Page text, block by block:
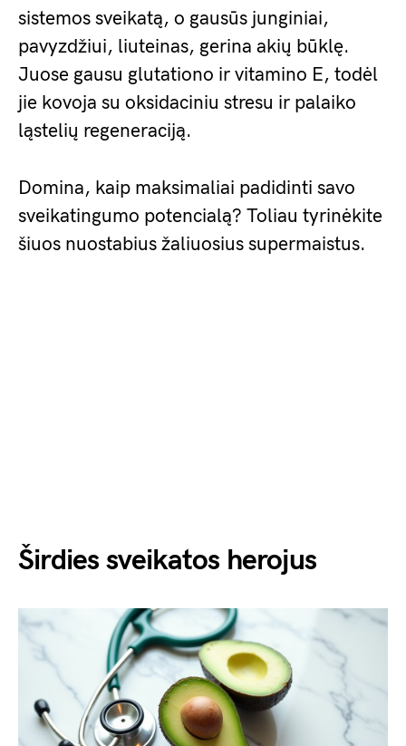
sistemos sveikatą, o gausūs junginiai,
pavyzdžiui, liuteinas, gerina akių būklę.
Juose gausu glutationo ir vitamino E, todėl
jie kovoja su oksidaciniu stresu ir palaiko
ląstelių regeneraciją.
Domina, kaip maksimaliai padidinti savo
sveikatingumo potencialą? Toliau tyrinėkite
šiuos nuostabius žaliuosius supermaistus.
Širdies sveikatos herojus